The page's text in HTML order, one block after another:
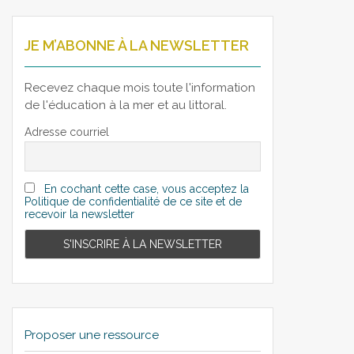
JE M’ABONNE À LA NEWSLETTER
Recevez chaque mois toute l'information
de l'éducation à la mer et au littoral.
Adresse courriel
En cochant cette case, vous acceptez la
Politique de confidentialité de ce site et de
recevoir la newsletter
Proposer une ressource